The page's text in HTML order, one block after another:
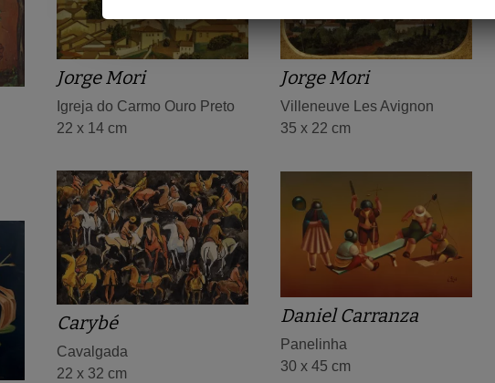
Jorge Mori
Igreja do Carmo Ouro Preto
22 x 14 cm
Jorge Mori
Villeneuve Les Avignon
35 x 22 cm
Carybé
Cavalgada
22 x 32 cm
Daniel Carranza
Panelinha
30 x 45 cm